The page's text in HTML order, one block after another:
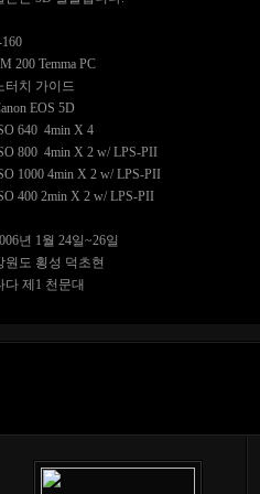
160
200 Temma PC
터치 가이드
EOS 5D
640 4min X 4
800 4min X 2 w/ LPS-PII
1000 4min X 2 w/ LPS-PII
400 2min X 2 w/ LPS-PII
년 1월 24일~26일
원도 횡성 덕초현
다 제1 천문대